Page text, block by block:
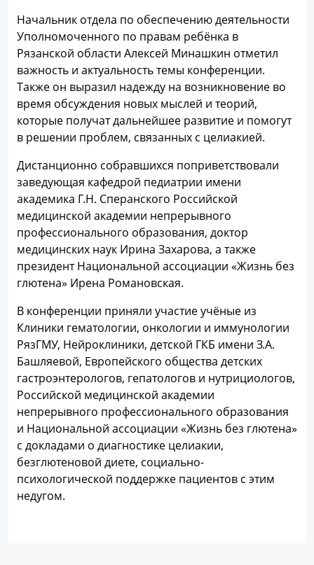
Начальник отдела по обеспечению деятельности
Уполномоченного по правам ребёнка в
Рязанской области Алексей Минашкин отметил
важность и актуальность темы конференции.
Также он выразил надежду на возникновение во
время обсуждения новых мыслей и теорий,
которые получат дальнейшее развитие и помогут
в решении проблем, связанных с целиакией.
Дистанционно собравшихся поприветствовали
заведующая кафедрой педиатрии имени
академика Г.Н. Сперанского Российской
медицинской академии непрерывного
профессионального образования, доктор
медицинских наук Ирина Захарова, а также
президент Национальной ассоциации «Жизнь без
глютена» Ирена Романовская.
В конференции приняли участие учёные из
Клиники гематологии, онкологии и иммунологии
РязГМУ, Нейроклиники, детской ГКБ имени З.А.
Башляевой, Европейского общества детских
гастроэнтерологов, гепатологов и нутрициологов,
Российской медицинской академии
непрерывного профессионального образования
и Национальной ассоциации «Жизнь без глютена»
с докладами о диагностике целиакии,
безглютеновой диете, социально-
психологической поддержке пациентов с этим
недугом.